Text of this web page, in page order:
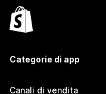
Categorie di app
Canali di vendita